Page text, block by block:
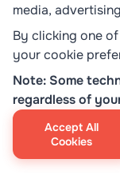
guardem
YITH
catálogo
LiveChat /
tempo real
media,
By clicking one
your cookie
Note: Some
regardless of
Accept All
Cookies